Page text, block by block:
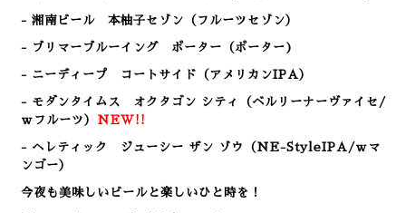
- 湘南ビール 本柚子セゾン（フルーツセゾン）
- ブリマーブルーイング ポーター（ポーター)
- ニーディープ コートサイド（アメリカンIPA）
- モダンタイムス オクタゴン シティ（ベルリーナーヴァイセ/
ｗフルーツ） NEW!!
- ヘレティック ジューシー ザン ゾウ
（NE-StyleIPA/ｗマ
ンゴー）
今夜も美味しいビールと楽しいひと時を！